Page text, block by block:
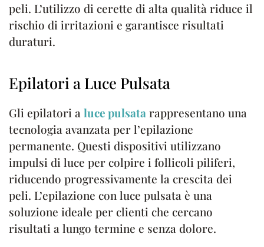
peli. L’utilizzo di cerette di alta qualità riduce il
rischio di irritazioni e garantisce risultati
duraturi.
Epilatori a Luce Pulsata
Gli epilatori a luce pulsata rappresentano una
tecnologia avanzata per l’epilazione
permanente. Questi dispositivi utilizzano
impulsi di luce per colpire i follicoli piliferi,
riducendo progressivamente la crescita dei
peli. L’epilazione con luce pulsata è una
soluzione ideale per clienti che cercano
risultati a lungo termine e senza dolore.